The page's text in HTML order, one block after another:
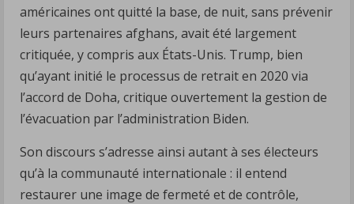
américaines ont quitté la base, de nuit, sans prévenir
leurs partenaires afghans, avait été largement
critiquée, y compris aux États-Unis. Trump, bien
qu’ayant initié le processus de retrait en 2020 via
l’accord de Doha, critique ouvertement la gestion de
l’évacuation par l’administration Biden.
Son discours s’adresse ainsi autant à ses électeurs
qu’à la communauté internationale : il entend
restaurer une image de fermeté et de contrôle,